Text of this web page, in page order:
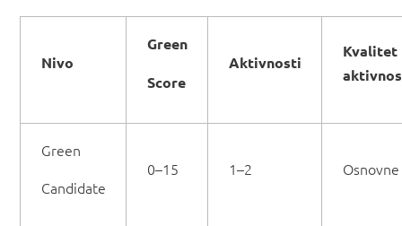
Nivo
Green
Score
Aktivnosti
Kvalitet
Green
Candidate
0–15 1–2 Osnovne